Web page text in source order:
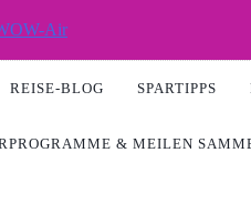
REISE-BLOG SPARTIPPS
& MEILEN